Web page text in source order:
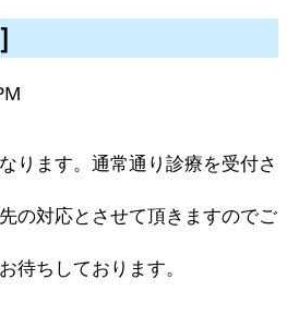
ります。通常通り診療を受付さ
の対応とさせて頂きますのでご
待ちしております。